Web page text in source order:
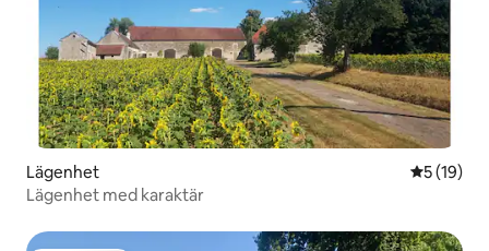
Lägenhet 5 av 5 i
5 (19)
Lägenhet med karaktär